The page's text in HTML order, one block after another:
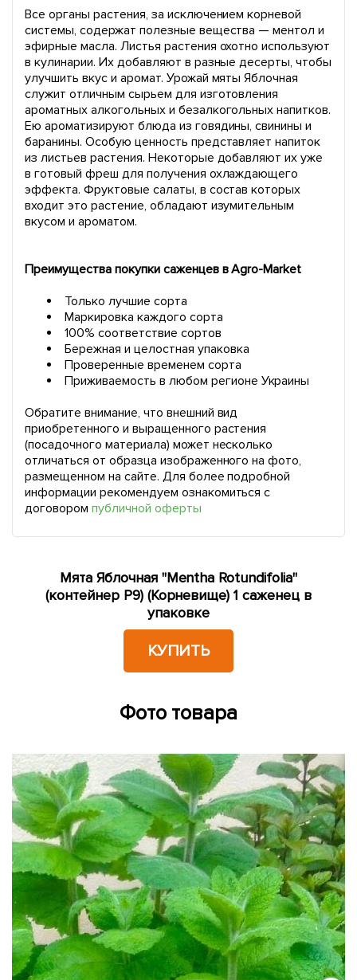
Все органы растения, за исключением корневой
системы, содержат полезные вещества — ментол и
эфирные масла. Листья растения охотно используют
в кулинарии. Их добавляют в разные десерты, чтобы
улучшить вкус и аромат. Урожай мяты Яблочная
служит отличным сырьем для изготовления
ароматных алкогольных и безалкогольных напитков.
Ею ароматизируют блюда из говядины, свинины и
баранины. Особую ценность представляет напиток
из листьев растения. Некоторые добавляют их уже
в готовый фреш для получения охлаждающего
эффекта. Фруктовые салаты, в состав которых
входит это растение, обладают изумительным
вкусом и ароматом.
Преимущества покупки саженцев в Agro-Market
Только лучшие сорта
Маркировка каждого сорта
100% соответствие сортов
Бережная и целостная упаковка
Проверенные временем сорта
Приживаемость в любом регионе Украины
Обратите внимание, что внешний вид
приобретенного и выращенного растения
(посадочного материала) может несколько
отличаться от образца изображенного на фото,
размещенном на сайте. Для более подробной
информации рекомендуем ознакомиться с
договором публичной оферты
Мята Яблочная "Mentha Rotundifolia"
(контейнер Р9) (Корневище) 1 саженец в
упаковке
КУПИТЬ
Фото товара